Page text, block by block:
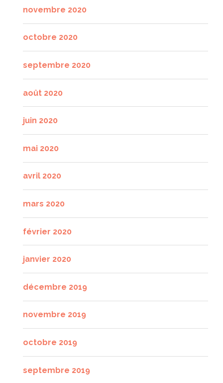
novembre 2020
octobre 2020
septembre 2020
août 2020
juin 2020
mai 2020
avril 2020
mars 2020
février 2020
janvier 2020
décembre 2019
novembre 2019
octobre 2019
septembre 2019